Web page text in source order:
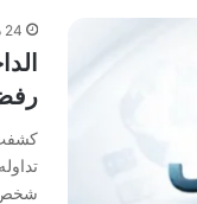
24 ديسمبر، 2025